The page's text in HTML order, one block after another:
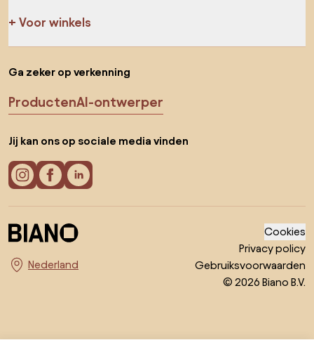
Voor winkels
Ga zeker op verkenning
ProductenAI-ontwerper
Jij kan ons op sociale media vinden
Kies land
Cookies
Privacy policy
Gebruiksvoorwaarden
© 2026 Biano B.V.